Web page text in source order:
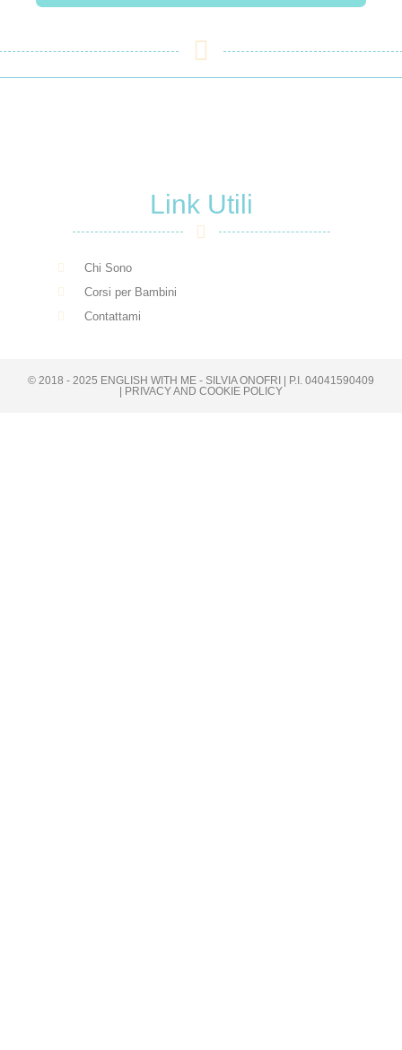
Link Utili
Chi Sono
Corsi per Bambini
Contattami
© 2018 - 2025 ENGLISH WITH ME - SILVIA ONOFRI | P.I. 04041590409
| PRIVACY AND COOKIE POLICY